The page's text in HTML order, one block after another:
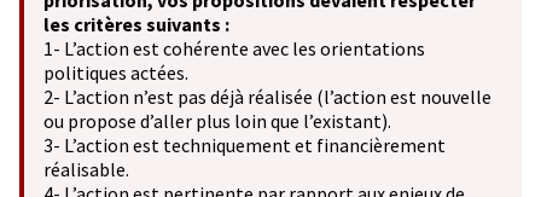
les critères suivants :
1- L’action est cohérente avec les orientations
politiques actées.
2- L’action n’est pas déjà réalisée (l’action est nouvelle
ou propose d’aller plus loin que l’existant).
3- L’action est techniquement et financièrement
réalisable.